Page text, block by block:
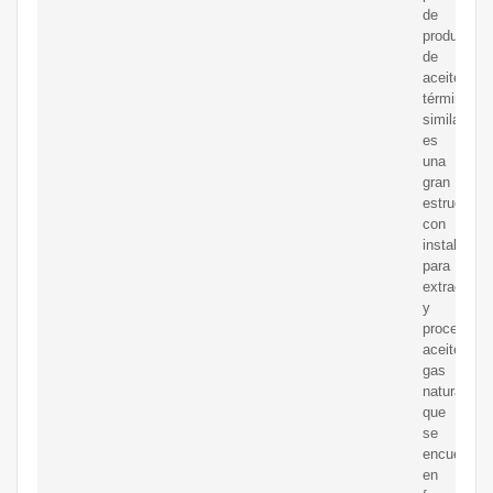
de
producción
de
aceitey
términos
similares)
es
una
gran
estructura
con
para
extraer
y
procesar
aceitey
gas
natural
que
se
encuentran
en